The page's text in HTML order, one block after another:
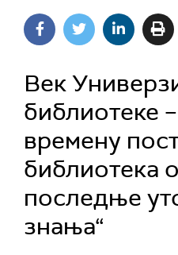
Век
библиотеке
времену
библиотека
последње
знања“